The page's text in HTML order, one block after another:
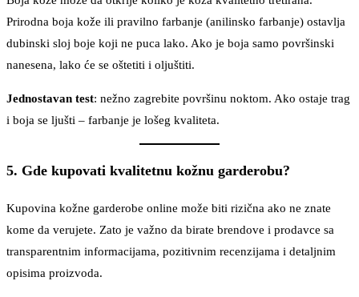
Prirodna boja kože ili pravilno farbanje (anilinsko farbanje) ostavlja
dubinski sloj boje koji ne puca lako. Ako je boja samo površinski
nanesena, lako će se oštetiti i oljuštiti.
Jednostavan test: nežno zagrebite površinu noktom. Ako ostaje trag
i boja se ljušti – farbanje je lošeg kvaliteta.
5. Gde kupovati kvalitetnu kožnu garderobu?
Kupovina kožne garderobe online može biti rizična ako ne znate
kome da verujete. Zato je važno da birate brendove i prodavce sa
transparentnim informacijama, pozitivnim recenzijama i detaljnim
opisima proizvoda.